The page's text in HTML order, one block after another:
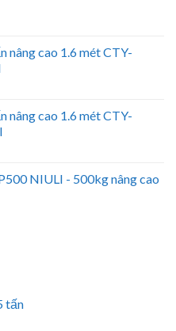
nâng cao 1.6 mét CTY-
nâng cao 1.6 mét CTY-
NIULI - 500kg nâng cao
tấn